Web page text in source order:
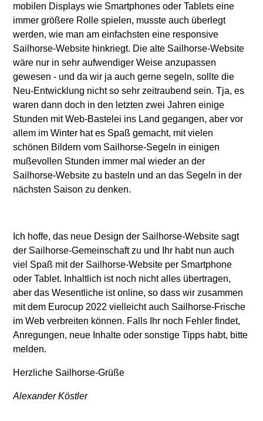
mobilen Displays wie Smartphones oder Tablets eine
immer größere Rolle spielen, musste auch überlegt
werden, wie man am einfachsten eine responsive
Sailhorse-Website hinkriegt. Die alte Sailhorse-Website
wäre nur in sehr aufwendiger Weise anzupassen
gewesen - und da wir ja auch gerne segeln, sollte die
Neu-Entwicklung nicht so sehr zeitraubend sein. Tja, es
waren dann doch in den letzten zwei Jahren einige
Stunden mit Web-Bastelei ins Land gegangen, aber vor
allem im Winter hat es Spaß gemacht, mit vielen
schönen Bildern vom Sailhorse-Segeln in einigen
mußevollen Stunden immer mal wieder an der
Sailhorse-Website zu basteln und an das Segeln in der
nächsten Saison zu denken.
Ich hoffe, das neue Design der Sailhorse-Website sagt
der Sailhorse-Gemeinschaft zu und Ihr habt nun auch
viel Spaß mit der Sailhorse-Website per Smartphone
oder Tablet. Inhaltlich ist noch nicht alles übertragen,
aber das Wesentliche ist online, so dass wir zusammen
mit dem Eurocup 2022 vielleicht auch Sailhorse-Frische
im Web verbreiten können. Falls Ihr noch Fehler findet,
Anregungen, neue Inhalte oder sonstige Tipps habt, bitte
melden.
Herzliche Sailhorse-Grüße
Alexander Köstler